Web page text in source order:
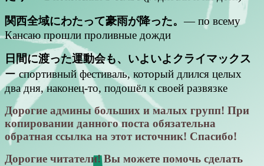
関西全域にわたって豪雨が降った。— по всему
Кансаю прошли проливные дожди
日間に渡った運動会も、いよいよクライマックス
ー спортивный фестиваль, который длился целых
два дня, наконец-то, подошёл к своей развязке
Дорогие админы больших и малых групп! При
копировании данного поста обязательна
обратная ссылка на этот источник! Спасибо!
Дорогие читатели! Вы можете помочь сделать